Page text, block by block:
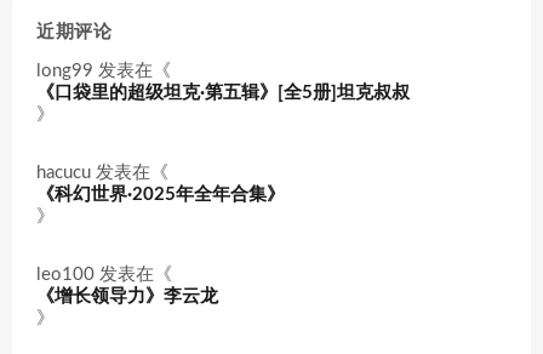
近期评论
long99 发表在《
《口袋里的超级坦克·第五辑》[全5册]坦克叔叔
》
hacucu 发表在《
《科幻世界·2025年全年合集》
》
leo100 发表在《
《增长领导力》李云龙
》